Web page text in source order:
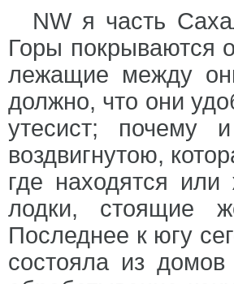
NW я часть
Горы покрываются
лежащие между
должно, что они
утесист; почему
воздвигнутою,
где находятся
лодки, стоящие
Последнее к югу
состояла из